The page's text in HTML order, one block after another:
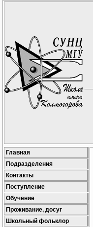
Главная
Подразделения
Контакты
Поступление
Обучение
Проживание, досуг
Школьный фольклор